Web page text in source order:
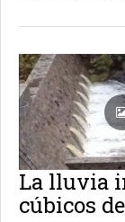
La lluvia
cúbicos